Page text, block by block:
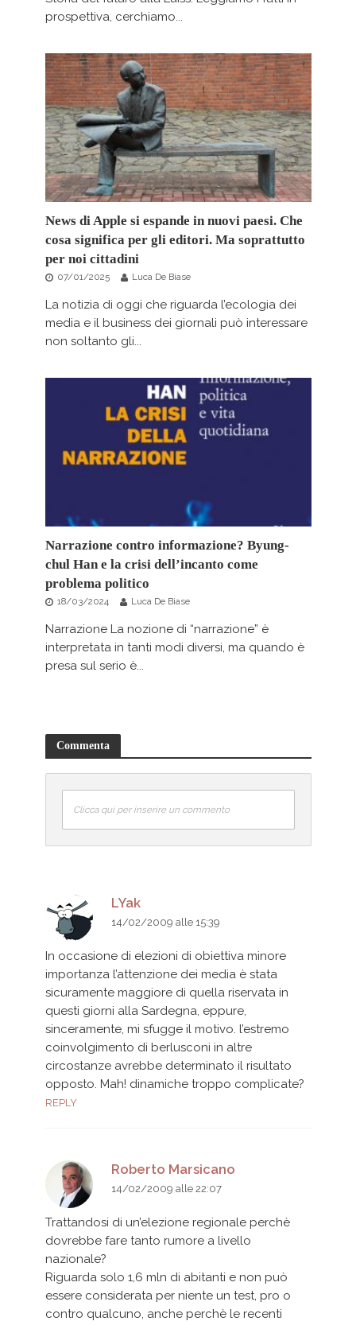
prospettiva, cerchiamo...
News di Apple si espande in nuovi paesi. Che
cosa significa per gli editori. Ma soprattutto
per noi cittadini
07/01/2025 Luca De Biase
La notizia di oggi che riguarda l’ecologia dei
media e il business dei giornali può interessare
non soltanto gli...
Narrazione contro informazione? Byung-
chul Han e la crisi dell’incanto come
problema politico
18/03/2024 Luca De Biase
Narrazione La nozione di “narrazione” è
interpretata in tanti modi diversi, ma quando è
presa sul serio è...
Commenta
Clicca qui per inserire un commento
LYak
14/02/2009 alle 15:39
In occasione di elezioni di obiettiva minore
importanza l’attenzione dei media è stata
sicuramente maggiore di quella riservata in
questi giorni alla Sardegna, eppure,
sinceramente, mi sfugge il motivo. l’estremo
coinvolgimento di berlusconi in altre
circostanze avrebbe determinato il risultato
opposto. Mah! dinamiche troppo complicate?
REPLY
Roberto Marsicano
14/02/2009 alle 22:07
Trattandosi di un’elezione regionale perchè
dovrebbe fare tanto rumore a livello
nazionale?
Riguarda solo 1,6 mln di abitanti e non può
essere considerata per niente un test, pro o
contro qualcuno, anche perchè le recenti